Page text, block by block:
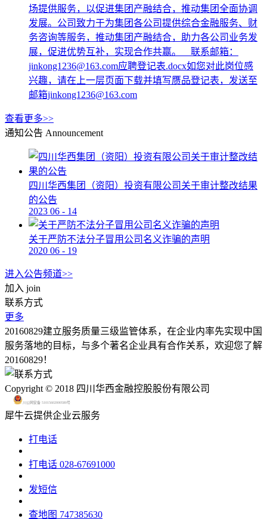
场提供服务，以促进集团产融结合，推动集团全面协调
发展。公司致力于为集团各公司提供综合金融服务、财
务咨询等服务，推动集团产融结合，助力各公司业务发
展，促进优势互补，实现合作共赢。 联系邮箱：
jinkong1236@163.com应聘登记表.docx如您对此岗位感
兴趣，请在上一层页面下载并填写赝品登记表，发送至
邮箱jinkong1236@163.com
查看更多>>
通知公告 Announcement
四川华西集团（资阳）投资有限公司关于审计整改结果
的公告
2023 06 - 14
关于严防不法分子冒用公司名义诈骗的声明
2020 06 - 19
进入公告频道>>
加入 join
联系方式
更多
20160829建立服务质量三级监管体系，在企业内率先实现中国
服务落地的目标，与多个著名企业具有合作关系，欢迎您了解
20160829！
Copyright © 2018 四川华西金融控股股份有限公司
川公网安备 51015602000580号
犀牛云提供企业云服务
打电话
打电话 028-67691000
发短信
查地图 747385630